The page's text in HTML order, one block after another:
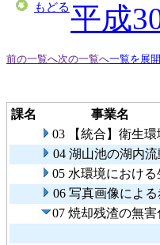
もどる平成
前の一覧へ次の一覧へ一覧を展開
課名 事業名
03 【統合】衛生
04 湖山池の湖内
05 水環境におけ
06 写真画像によ
07 焼却残渣の無